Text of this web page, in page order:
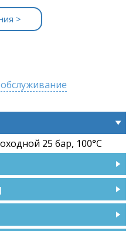
>
25 бар, 100°С